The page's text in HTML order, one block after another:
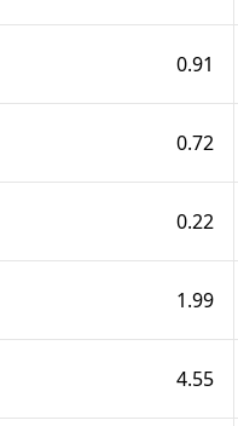
0.91
0.72
0.22
1.99
4.55